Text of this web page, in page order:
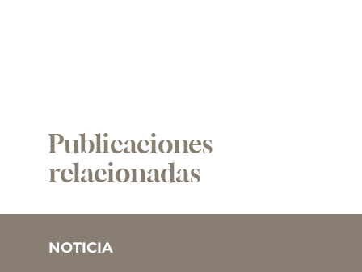
Publicaciones
relacionadas
NOTICIA